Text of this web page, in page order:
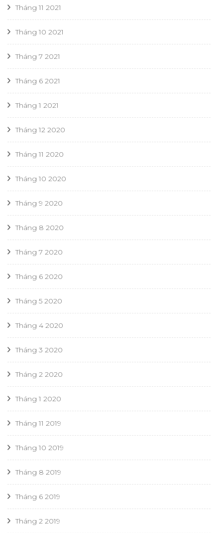
Tháng 11 2021
Tháng 10 2021
Tháng 7 2021
Tháng 6 2021
Tháng 1 2021
Tháng 12 2020
Tháng 11 2020
Tháng 10 2020
Tháng 9 2020
Tháng 8 2020
Tháng 7 2020
Tháng 6 2020
Tháng 5 2020
Tháng 4 2020
Tháng 3 2020
Tháng 2 2020
Tháng 1 2020
Tháng 11 2019
Tháng 10 2019
Tháng 8 2019
Tháng 6 2019
Tháng 2 2019